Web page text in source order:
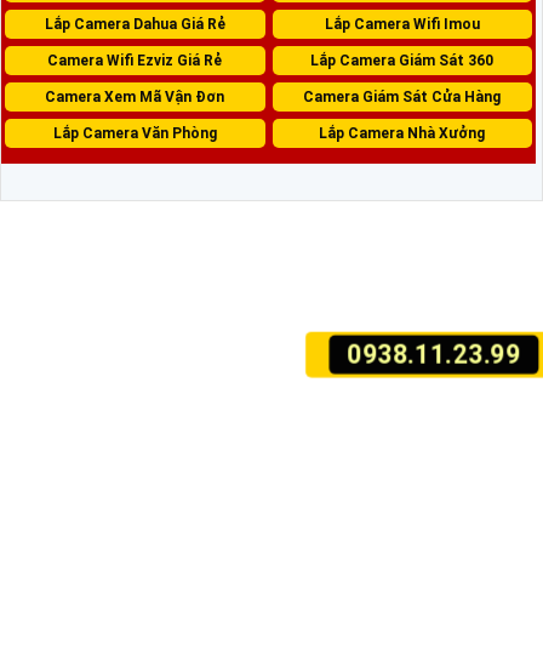
0938.11.23.99
Lắp Camera Dahua Giá Rẻ Lắp Camera Wifi Imou
Camera Wifi Ezviz Giá Rẻ Lắp Camera Giám Sát 360
Camera Xem Mã Vận Đơn Camera Giám Sát Cửa Hàng
Lắp Camera Văn Phòng Lắp Camera Nhà Xưởng